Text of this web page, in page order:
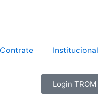
Contrate Institucional
Login TROM